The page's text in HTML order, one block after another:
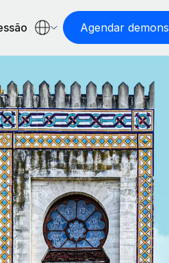
Agendar